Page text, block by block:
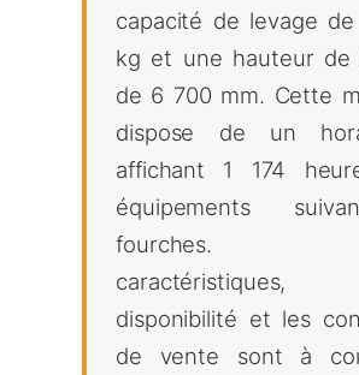
capacité de levage
kg et une hauteur de
de 6 700 mm. Cette
dispose de un
affichant 1 174
équipements
fourches.
disponibilité et les
de vente sont à